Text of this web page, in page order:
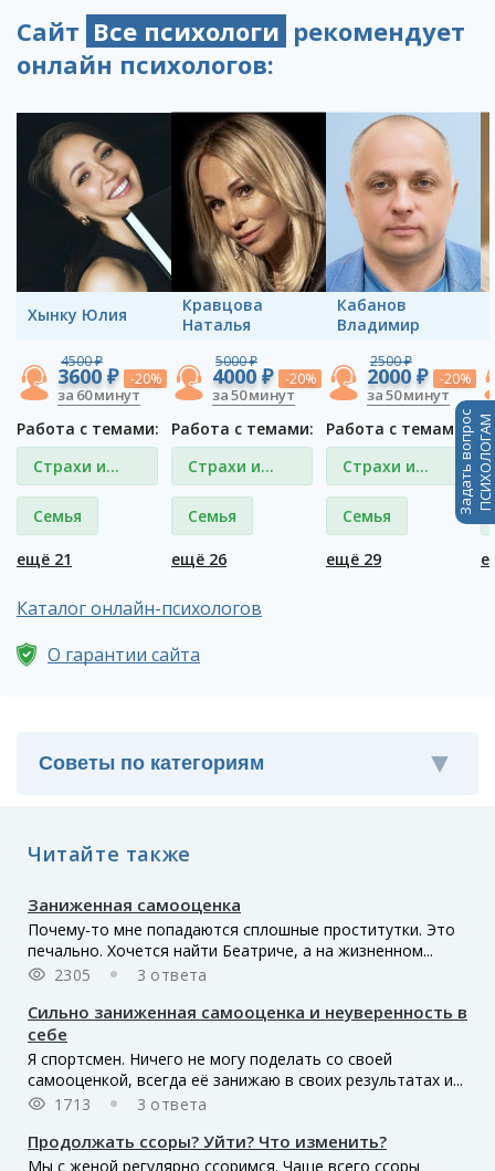
Сайт Все психологи рекомендует
онлайн психологов:
Хынку Юлия
4500 ₽
3600 ₽ -20%
за 60 минут
Работа с темами:
Страхи и
фобии
Семья
ещё 21
Кравцова
Наталья
5000 ₽
4000 ₽ -20%
за 50 минут
Работа с темами:
Страхи и
фобии
Семья
ещё 26
Кабанов
Владимир
2500 ₽
2000 ₽ -20%
за 50 минут
Работа с темами:
Страхи и
фобии
Семья
ещё 29
Каталог онлайн-психологов
О гарантии сайта
Читайте также
Заниженная самооценка
Почему-то мне попадаются сплошные проститутки. Это
печально. Хочется найти Беатриче, а на жизненном...
2305
3 ответа
Сильно заниженная самооценка и неуверенность в
себе
Я спортсмен. Ничего не могу поделать со своей
самооценкой, всегда её занижаю в своих результатах и...
1713
3 ответа
Продолжать ссоры? Уйти? Что изменить?
Мы с женой регулярно ссоримся. Чаще всего ссоры
Задать вопросПСИХОЛОГАМ